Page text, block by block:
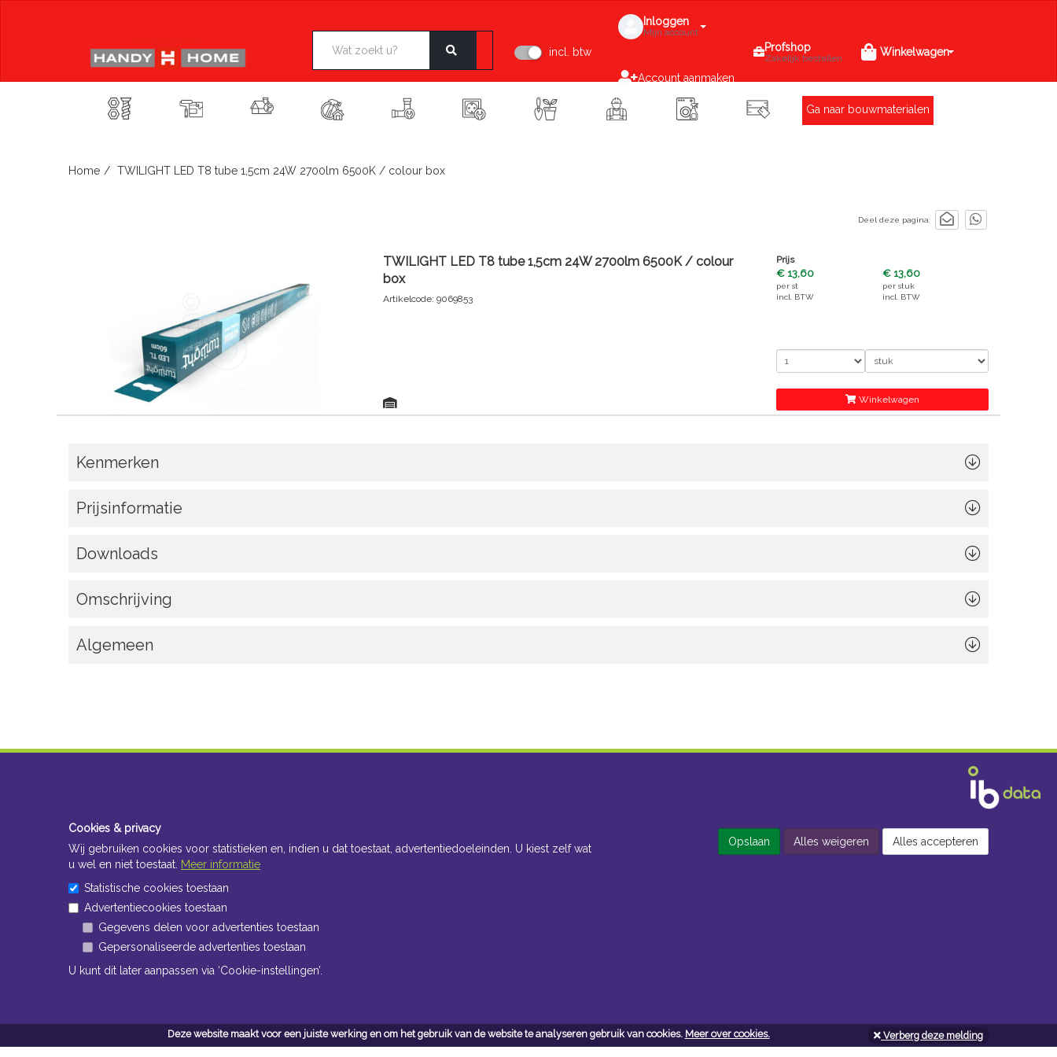
Deze website maakt voor een juiste werking en om het gebruik van de website te analyseren gebruik van cookies. Meer over cookies. Verberg deze melding
incl. btw
Inloggen
Mijn account
Account aanmaken
Profshop
Zakelijk bestellen Winkelwagen
Ga naar bouwmaterialen
Home TWILIGHT LED T8 tube 1,5cm 24W 2700lm 6500K / colour box
Deel deze pagina:
TWILIGHT LED T8 tube 1,5cm 24W 2700lm 6500K / colour
box
Artikelcode: 9069853
Prijs
€ 13,60
per st
incl. BTW
€ 13,60
per stuk
incl. BTW
Winkelwagen
Kenmerken
Prijsinformatie
Downloads
Omschrijving
Algemeen
Contacteer ons Openingsuren toonzaal Openingsuren doe-het-zelf
Cookies & privacy
Wij gebruiken cookies voor statistieken en, indien u dat toestaat, advertentiedoeleinden. U kiest zelf wat
u wel en niet toestaat. Meer informatie
Statistische cookies toestaan
Advertentiecookies toestaan
Gegevens delen voor advertenties toestaan
Gepersonaliseerde advertenties toestaan
U kunt dit later aanpassen via ‘Cookie-instellingen’.
Opslaan Alles weigeren Alles accepteren